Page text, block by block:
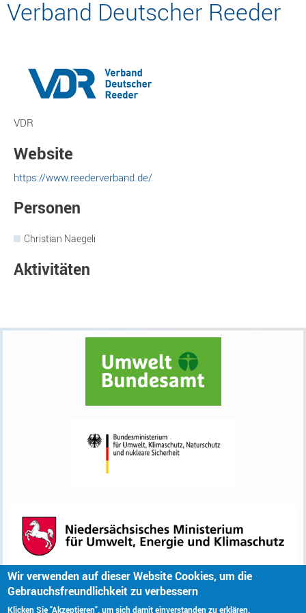
Verband Deutscher Reeder
VDR
Website
https://www.reederverband.de/
Personen
Christian Naegeli
Aktivitäten
Fußzeilenmenü Kontakt
Wir verwenden auf dieser Website Cookies, um die
Gebrauchsfreundlichkeit zu verbessern
Klicken Sie "Akzeptieren", um sich damit einverstanden zu erklären.